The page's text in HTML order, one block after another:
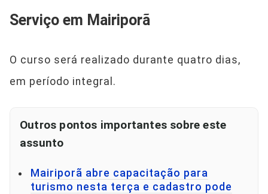
Serviço em Mairiporã
O curso será realizado durante quatro dias,
em período integral.
Outros pontos importantes sobre este
assunto
Mairiporã abre capacitação para
turismo nesta terça e cadastro pode